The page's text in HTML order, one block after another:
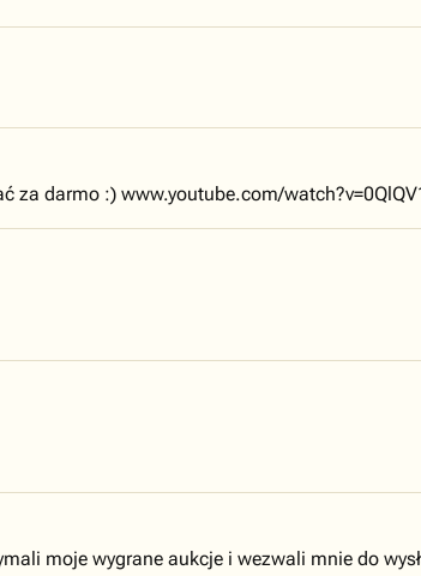
za darmo :) www.youtube.com/
moje wygrane aukcje i wezwali mnie do